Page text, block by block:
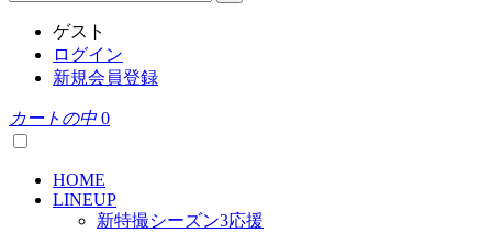
ゲスト
ログイン
新規会員登録
カートの中 0
HOME
LINEUP
新特撮シーズン3応援